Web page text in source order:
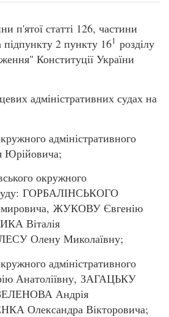
п'ятої статті 126, частини
підпункту 2 пункту 161 розділу
Конституції України
адміністративних судах на
адміністративного
окружного
суду: ГОРБАЛІНСЬКОГО
ЖУКОВУ Євгенію
Віталія
Олену Миколаївну;
адміністративного
Анатоліївну, ЗАГАЦЬКУ
Андрія
Олександра Вікторовича;